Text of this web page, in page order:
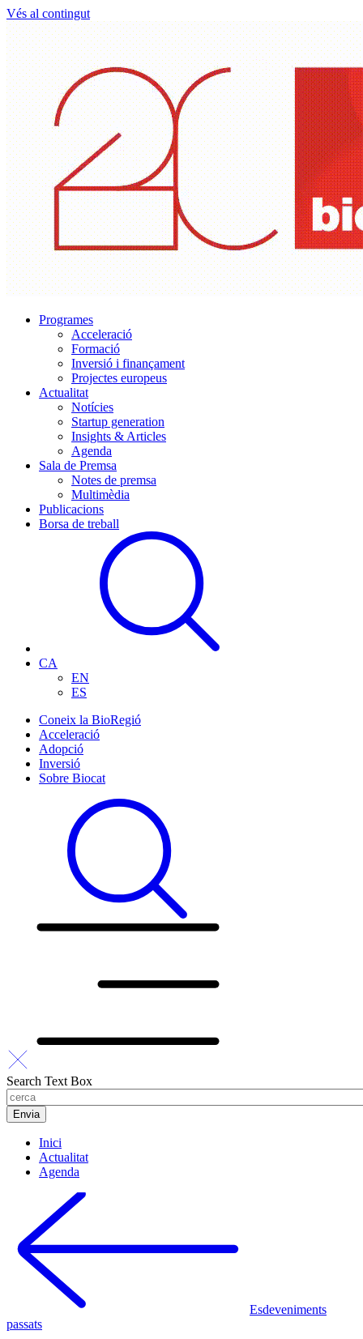
Vés al contingut
Programes
Acceleració
Formació
Inversió i finançament
Projectes europeus
Actualitat
Notícies
Startup generation
Insights & Articles
Agenda
Sala de Premsa
Notes de premsa
Multimèdia
Publicacions
Borsa de treball
CA
EN
ES
Coneix la BioRegió
Acceleració
Adopció
Inversió
Sobre Biocat
Search Text Box
Inici
Actualitat
Agenda
Esdeveniments
passats